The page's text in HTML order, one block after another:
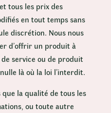
tous les prix des
en tout temps sans
discrétion. Nous nous
d’offrir un produit à
service ou de produit
là où la loi l’interdit.
la qualité de tous les
ou toute autre